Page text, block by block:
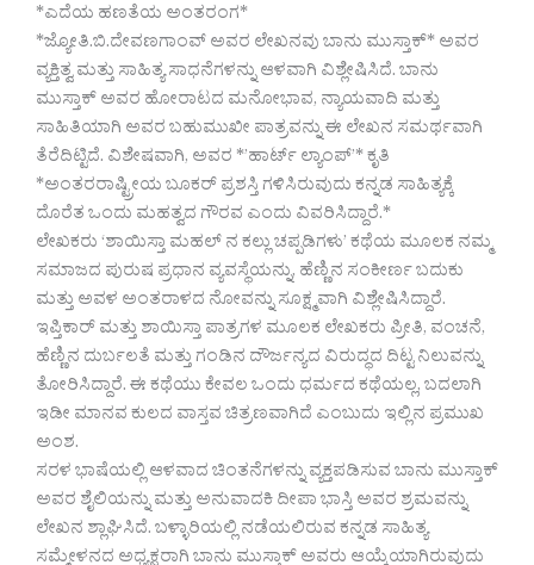
*ಎದೆಯ ಹಣತೆಯ ಅಂತರಂಗ*
*ಜ್ಯೋತಿ.ಬಿ.ದೇವಣಗಾಂವ್ ಅವರ ಲೇಖನವು ಬಾನು ಮುಸ್ತಾಕ್* ಅವರ
ವ್ಯಕ್ತಿತ್ವ ಮತ್ತು ಸಾಹಿತ್ಯ ಸಾಧನೆಗಳನ್ನು ಆಳವಾಗಿ ವಿಶ್ಲೇಷಿಸಿದೆ. ಬಾನು
ಮುಸ್ತಾಕ್ ಅವರ ಹೋರಾಟದ ಮನೋಭಾವ, ನ್ಯಾಯವಾದಿ ಮತ್ತು
ಸಾಹಿತಿಯಾಗಿ ಅವರ ಬಹುಮುಖೀ ಪಾತ್ರವನ್ನು ಈ ಲೇಖನ ಸಮರ್ಥವಾಗಿ
ತೆರೆದಿಟ್ಟಿದೆ. ವಿಶೇಷವಾಗಿ, ಅವರ *’ಹಾರ್ಟ್ ಲ್ಯಾಂಪ್’* ಕೃತಿ
*ಅಂತರರಾಷ್ಟ್ರೀಯ ಬೂಕರ್ ಪ್ರಶಸ್ತಿ ಗಳಿಸಿರುವುದು ಕನ್ನಡ ಸಾಹಿತ್ಯಕ್ಕೆ
ದೊರೆತ ಒಂದು ಮಹತ್ವದ ಗೌರವ ಎಂದು ವಿವರಿಸಿದ್ದಾರೆ.*
ಲೇಖಕರು ‘ಶಾಯಿಸ್ತಾ ಮಹಲ್ ನ ಕಲ್ಲು ಚಪ್ಪಡಿಗಳು’ ಕಥೆಯ ಮೂಲಕ ನಮ್ಮ
ಸಮಾಜದ ಪುರುಷ ಪ್ರಧಾನ ವ್ಯವಸ್ಥೆಯನ್ನು, ಹೆಣ್ಣಿನ ಸಂಕೀರ್ಣ ಬದುಕು
ಮತ್ತು ಅವಳ ಅಂತರಾಳದ ನೋವನ್ನು ಸೂಕ್ಷ್ಮವಾಗಿ ವಿಶ್ಲೇಷಿಸಿದ್ದಾರೆ.
ಇಪ್ತಿಕಾರ್ ಮತ್ತು ಶಾಯಿಸ್ತಾ ಪಾತ್ರಗಳ ಮೂಲಕ ಲೇಖಕರು ಪ್ರೀತಿ, ವಂಚನೆ,
ಹೆಣ್ಣಿನ ದುರ್ಬಲತೆ ಮತ್ತು ಗಂಡಿನ ದೌರ್ಜನ್ಯದ ವಿರುದ್ಧದ ದಿಟ್ಟ ನಿಲುವನ್ನು
ತೋರಿಸಿದ್ದಾರೆ. ಈ ಕಥೆಯು ಕೇವಲ ಒಂದು ಧರ್ಮದ ಕಥೆಯಲ್ಲ, ಬದಲಾಗಿ
ಇಡೀ ಮಾನವ ಕುಲದ ವಾಸ್ತವ ಚಿತ್ರಣವಾಗಿದೆ ಎಂಬುದು ಇಲ್ಲಿನ ಪ್ರಮುಖ
ಅಂಶ.
ಸರಳ ಭಾಷೆಯಲ್ಲಿ ಆಳವಾದ ಚಿಂತನೆಗಳನ್ನು ವ್ಯಕ್ತಪಡಿಸುವ ಬಾನು ಮುಸ್ತಾಕ್
ಅವರ ಶೈಲಿಯನ್ನು ಮತ್ತು ಅನುವಾದಕಿ ದೀಪಾ ಭಾಸ್ತಿ ಅವರ ಶ್ರಮವನ್ನು
ಲೇಖನ ಶ್ಲಾಘಿಸಿದೆ. ಬಳ್ಳಾರಿಯಲ್ಲಿ ನಡೆಯಲಿರುವ ಕನ್ನಡ ಸಾಹಿತ್ಯ
ಸಮ್ಮೇಳನದ ಅಧ್ಯಕ್ಷರಾಗಿ ಬಾನು ಮುಸ್ತಾಕ್ ಅವರು ಆಯ್ಕೆಯಾಗಿರುವುದು